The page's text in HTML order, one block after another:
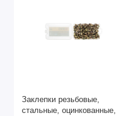
Заклепки резьбовые,
стальные, оцинкованные,